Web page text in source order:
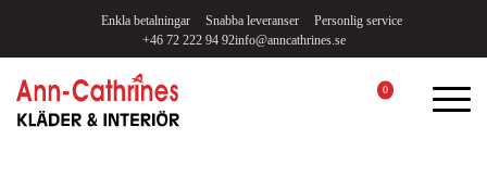
+46 72 222 94 92
Enkla betalningar Snabba leveranser
Personlig service
info@anncathrines.se
0